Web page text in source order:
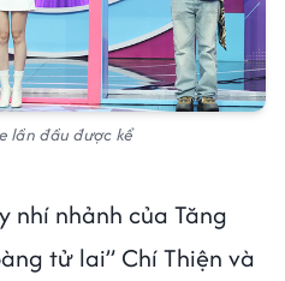
lần đầu được kể
nhí nhảnh của Tăng
tử lai” Chí Thiện và